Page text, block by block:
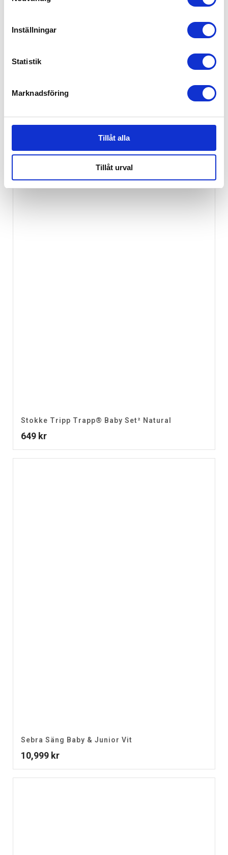
Inställningar
Statistik
Marknadsföring
Tillåt alla
Tillåt urval
2,549kr
Stokke Tripp Trapp® Baby Set² Natural
649 kr
Sebra Säng Baby & Junior Vit
10,999 kr